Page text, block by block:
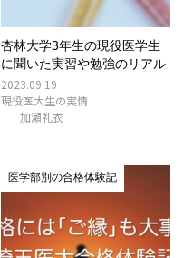
杏林大学3年生の現役医学生
に聞いた実習や勉強のリアル
2023.09.19
現役医大生の実情
加瀬礼衣
医学部別の合格体験記